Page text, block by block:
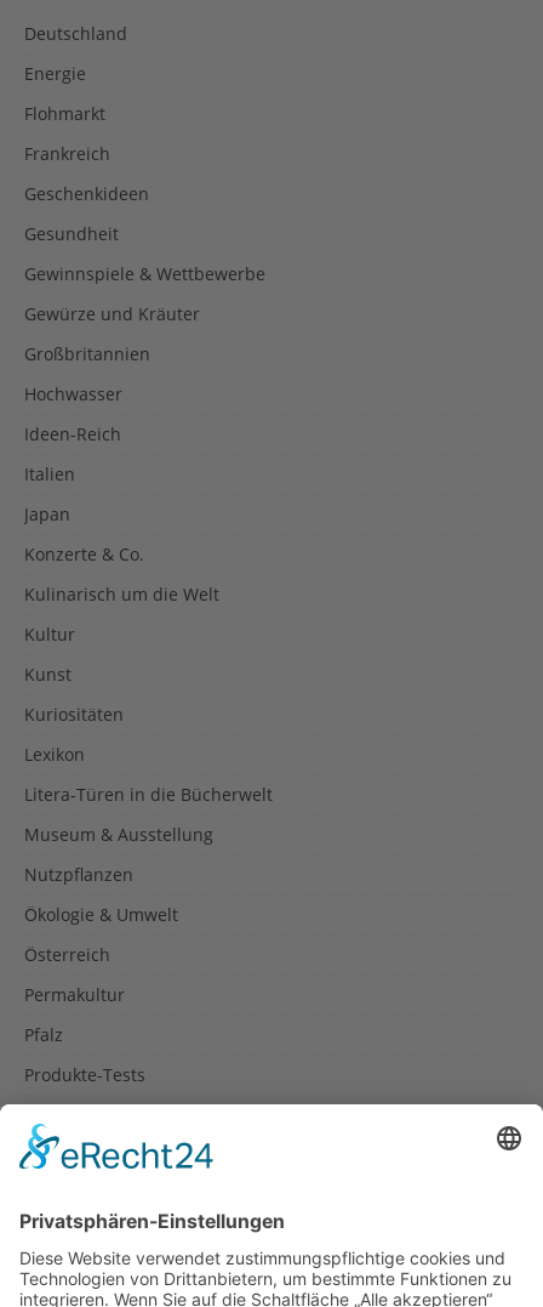
Deutschland
Energie
Flohmarkt
Frankreich
Geschenkideen
Gesundheit
Gewinnspiele & Wettbewerbe
Gewürze und Kräuter
Großbritannien
Hochwasser
Ideen-Reich
Italien
Japan
Konzerte & Co.
Kulinarisch um die Welt
Kultur
Kunst
Kuriositäten
Lexikon
Litera-Türen in die Bücherwelt
Museum & Ausstellung
Nutzpflanzen
Ökologie & Umwelt
Österreich
Permakultur
Pfalz
Produkte-Tests
Rezepte
Spanien
Südtirol